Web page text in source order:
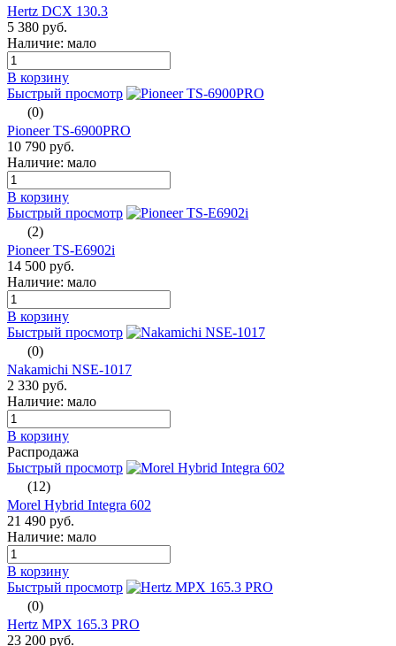
Hertz DCX 130.3
5 380 руб.
Наличие: мало
В корзину
Быстрый просмотр
(0)
Pioneer TS-6900PRO
10 790 руб.
Наличие: мало
В корзину
Быстрый просмотр
(2)
Pioneer TS-E6902i
14 500 руб.
Наличие: мало
В корзину
Быстрый просмотр
(0)
Nakamichi NSE-1017
2 330 руб.
Наличие: мало
В корзину
Распродажа
Быстрый просмотр
(12)
Morel Hybrid Integra 602
21 490 руб.
Наличие: мало
В корзину
Быстрый просмотр
(0)
Hertz MPX 165.3 PRO
23 200 руб.